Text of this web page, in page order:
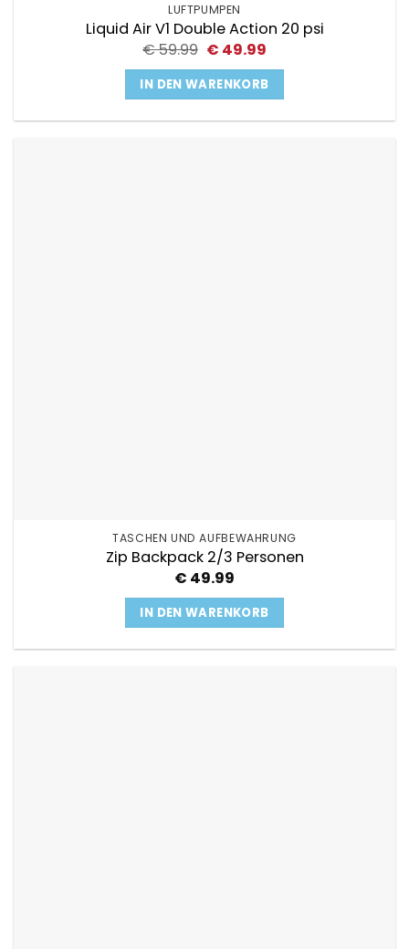
LUFTPUMPEN
Liquid Air V1 Double Action 20 psi
€59.99 Ursprünglicher
war:
€ 59.99
€ 49.99Aktueller
ist:
€ 49.99.
IN DEN WARENKORB
TASCHEN UND AUFBEWAHRUNG
Zip Backpack 2/3 Personen
€ 49.99
IN DEN WARENKORB